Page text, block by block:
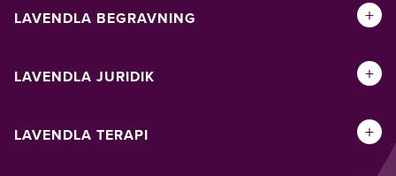
LAVENDLA BEGRAVNING +
LAVENDLA JURIDIK +
LAVENDLA TERAPI +